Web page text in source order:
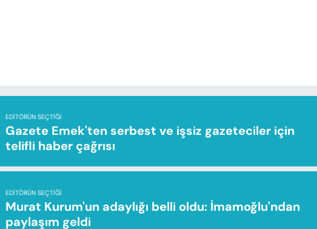
EDITÖRÜN SEÇTIĞI
Gazete Emek'ten serbest ve işsiz gazeteciler için
telifli haber çağrısı
EDITÖRÜN SEÇTIĞI
Murat Kurum'un adaylığı belli oldu: İmamoğlu'ndan
paylaşım geldi